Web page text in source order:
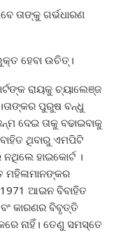
ତାଙ୍କୁ ଗର୍ଭଧାରଣ
ହେବା ଉଚିତ୍।
ରାୟକୁ ଚ୍ୟାଲେଞ୍ଜ
ପୁରୁଷ ବନ୍ଧୁ
ଦେଇ ତାକୁ ବଢାଇବାକୁ
ଥିବାରୁ ଏମପିଟି
ହାଇକୋର୍ଟ ।
ମହିଳାମାନଙ୍କର
ଆଇନ ବିବାହିତ
କାରଣର ବିବୃତ୍ତି
ନାହିଁ। ତେଣୁ ସମସ୍ତେ